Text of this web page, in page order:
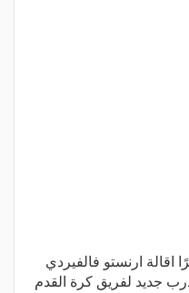
اقالة ارنستو فالفيردي
جديد لفريق كرة القدم